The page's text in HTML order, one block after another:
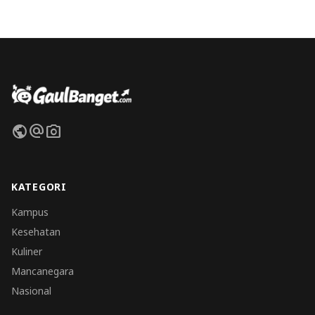
publicalternate_emailphoto_camera
KATEGORI
Kampus
Kesehatan
Kuliner
Mancanegara
Nasional